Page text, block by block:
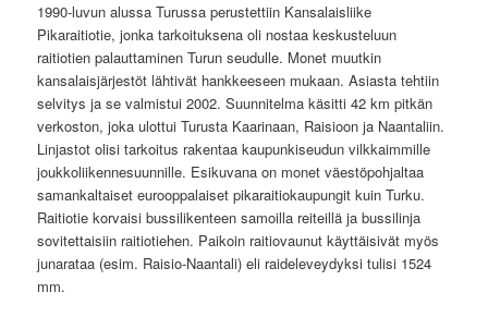
1990-luvun alussa Turussa perustettiin Kansalaisliike
Pikaraitiotie, jonka tarkoituksena oli nostaa keskusteluun
raitiotien palauttaminen Turun seudulle. Monet muutkin
kansalaisjärjestöt lähtivät hankkeeseen mukaan. Asiasta tehtiin
selvitys ja se valmistui 2002. Suunnitelma käsitti 42 km pitkän
verkoston, joka ulottui Turusta Kaarinaan, Raisioon ja Naantaliin.
Linjastot olisi tarkoitus rakentaa kaupunkiseudun vilkkaimmille
joukkoliikennesuunnille. Esikuvana on monet väestöpohjaltaa
samankaltaiset eurooppalaiset pikaraitiokaupungit kuin Turku.
Raitiotie korvaisi bussilikenteen samoilla reiteillä ja bussilinja
sovitettaisiin raitiotiehen. Paikoin raitiovaunut käyttäisivät myös
junarataa (esim. Raisio-Naantali) eli raideleveydyksi tulisi 1524
mm.